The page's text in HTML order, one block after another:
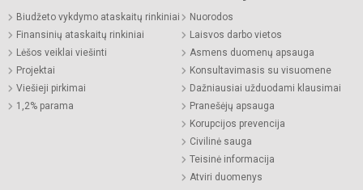
Biudžeto vykdymo ataskaitų rinkiniai
Finansinių ataskaitų rinkiniai
Lėšos veiklai viešinti
Projektai
Viešieji pirkimai
1,2% parama
Nuorodos
Laisvos darbo vietos
Asmens duomenų apsauga
Konsultavimasis su visuomene
Dažniausiai užduodami klausimai
Pranešėjų apsauga
Korupcijos prevencija
Civilinė sauga
Teisinė informacija
Atviri duomenys